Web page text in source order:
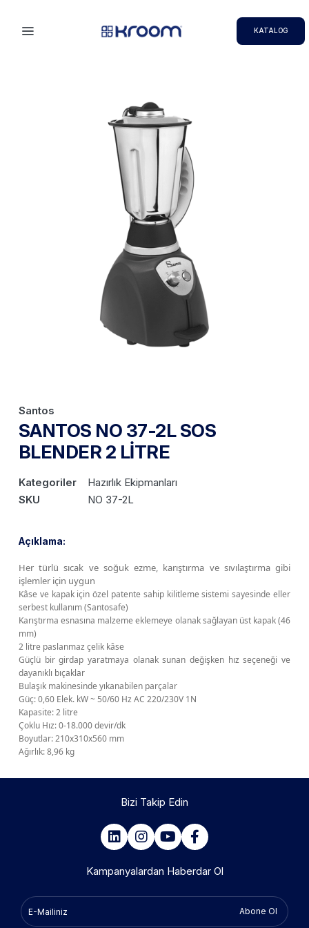
KATALOG
Santos
SANTOS NO 37-2L SOS
BLENDER 2 LİTRE
Kategoriler
Hazırlık Ekipmanları
SKU
NO 37-2L
Açıklama:
Her türlü sıcak ve soğuk ezme, karıştırma ve sıvılaştırma gibi
işlemler için uygun
Kâse ve kapak için özel patente sahip kilitleme sistemi sayesinde eller
serbest kullanım (Santosafe)
Karıştırma esnasına malzeme eklemeye olanak sağlayan üst kapak (46
mm)
2 litre paslanmaz çelik kâse
Güçlü bir girdap yaratmaya olanak sunan değişken hız seçeneği ve
dayanıklı bıçaklar
Bulaşık makinesinde yıkanabilen parçalar
Güç: 0,60 Elek. kW ~ 50/60 Hz AC 220/230V 1N
Kapasite: 2 litre
Çoklu Hız: 0-18.000 devir/dk
Boyutlar: 210x310x560 mm
Ağırlık: 8,96 kg
Bizi Takip Edin
Kampanyalardan Haberdar Ol
Abone Ol